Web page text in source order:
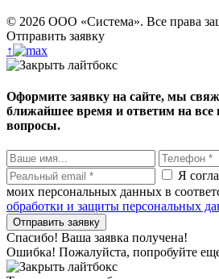
© 2026 ООО «Система». Все права
Отправить заявку
↑
Оформите заявку на сайте, мы
ближайшее время и ответим на все
вопросы.
Я
моих персональных данных в
обработки и защиты персональных
Спасибо! Ваша заявка получена!
Ошибка! Пожалуйста, попробуйте